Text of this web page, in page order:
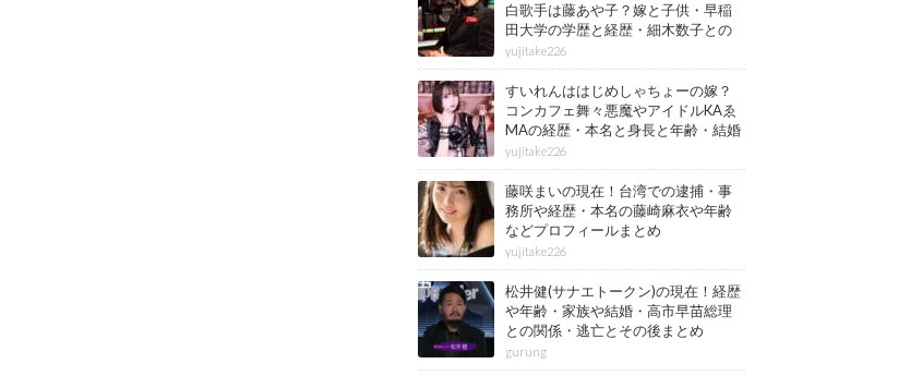
白歌手は藤あや子？嫁と子供・早稲
田大学の学歴と経歴・細木数子との
確執もまとめ
yujitake226
すいれんははじめしゃちょーの嫁？
コンカフェ舞々悪魔やアイドルKAゑ
MAの経歴・本名と身長と年齢・結婚
情報もまとめ
yujitake226
藤咲まいの現在！台湾での逮捕・事
務所や経歴・本名の藤崎麻衣や年齢
などプロフィールまとめ
yujitake226
松井健(サナエトークン)の現在！経歴
や年齢・家族や結婚・高市早苗総理
との関係・逃亡とその後まとめ
gurung